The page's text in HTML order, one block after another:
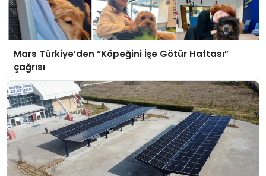
Mars Türkiye’den “Köpeğini İşe Götür Haftası”
çağrısı